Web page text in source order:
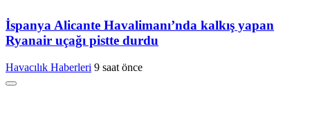
İspanya Alicante Havalimanı’nda kalkış yapan
Ryanair uçağı pistte durdu
Havacılık Haberleri 9 saat önce